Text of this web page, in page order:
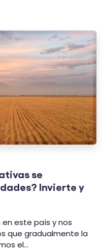
se
Invierte y
este país y nos
que gradualmente la
el...